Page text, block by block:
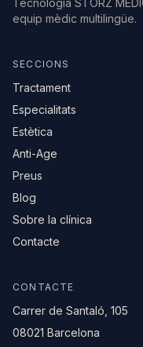
Tecnologia STORZ
equip mèdic multilingüe.
SECCIONS
Tractament
Especialitats
Estètica
Anti-Age
Preus
Blog
Sobre la clínica
Contacte
CONTACTE
Carrer de Santaló, 105
08021 Barcelona